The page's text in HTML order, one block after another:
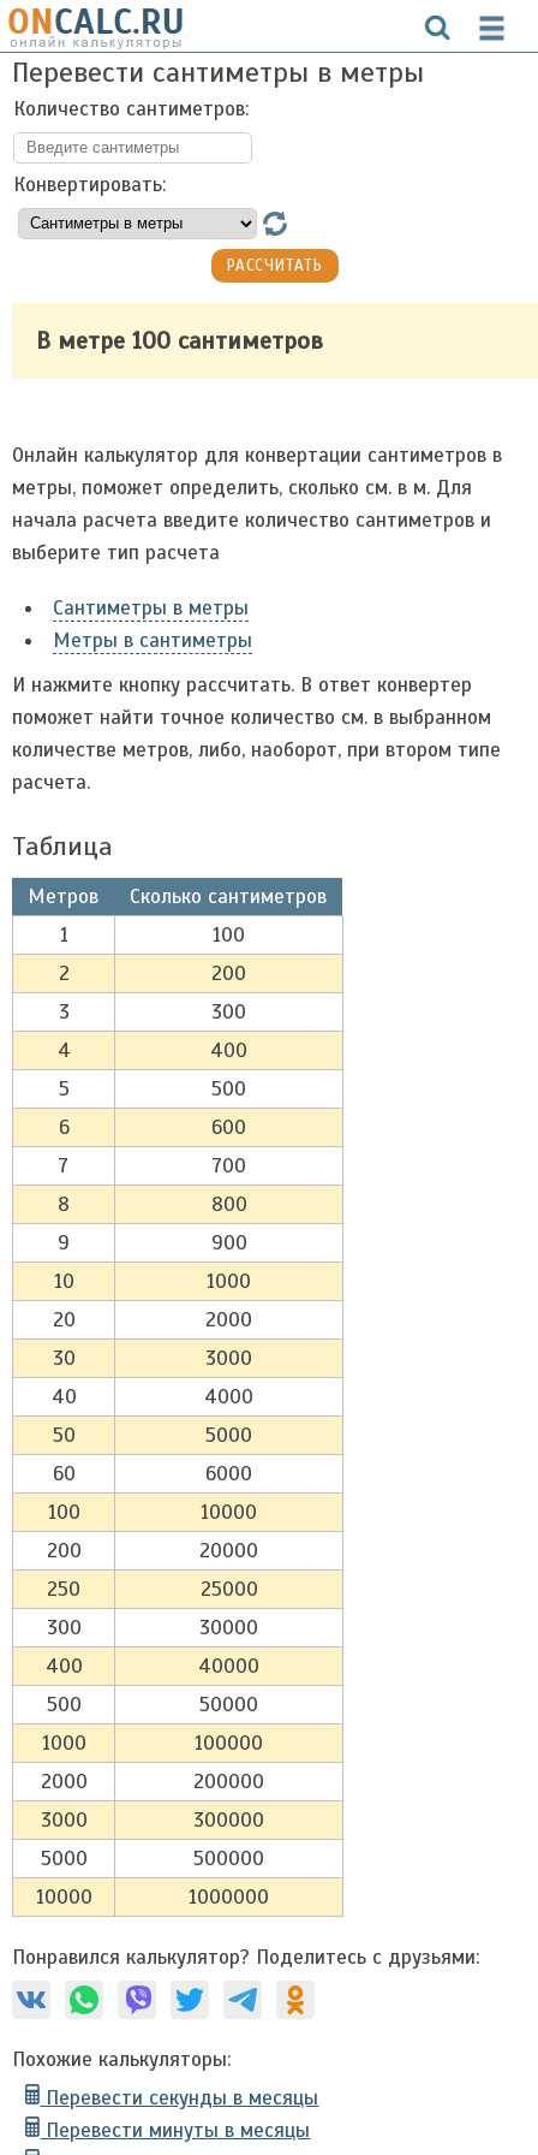
Перевести сантиметры в метры
Количество сантиметров:
Конвертировать:
В метре 100 сантиметров
Онлайн калькулятор для конвертации сантиметров в
метры, поможет определить, сколько см. в м. Для
начала расчета введите количество сантиметров и
выберите тип расчета
Сантиметры в метры
Метры в сантиметры
И нажмите кнопку рассчитать. В ответ конвертер
поможет найти точное количество см. в выбранном
количестве метров, либо, наоборот, при втором типе
расчета.
Таблица
Метров
Сколько сантиметров
1
100
2
200
3
300
4
400
5
500
6
600
7
700
8
800
9
900
10
1000
20
2000
30
3000
40
4000
50
5000
60
6000
100
10000
200
20000
250
25000
300
30000
400
40000
500
50000
1000
100000
2000
200000
3000
300000
5000
500000
10000
1000000
Понравился калькулятор? Поделитесь с друзьями:
Похожие калькуляторы:
Перевести секунды в месяцы
Перевести минуты в месяцы